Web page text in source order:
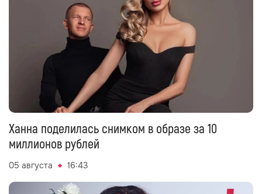
Ханна поделилась снимком в образе за 10
миллионов рублей
05 августа 16:43